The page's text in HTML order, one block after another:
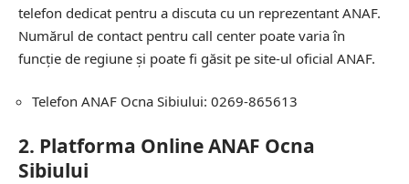
telefon dedicat pentru a discuta cu un reprezentant ANAF.
Numărul de contact pentru call center poate varia în
funcție de regiune și poate fi găsit pe site-ul oficial ANAF.
Telefon ANAF Ocna Sibiului: 0269-865613
2. Platforma Online ANAF Ocna
Sibiului